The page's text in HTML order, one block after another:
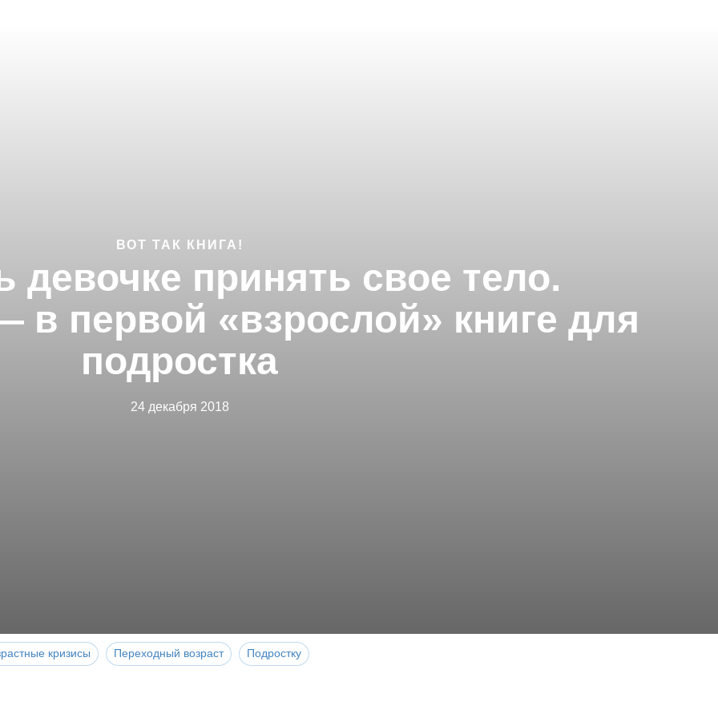
ВОТ ТАК КНИГА!
девочке принять свое тело.
в первой «взрослой» книге для
подростка
24 декабря 2018
кризисы Переходный возраст Подростку